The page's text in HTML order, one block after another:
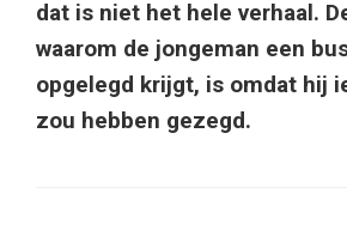
dat is niet het hele verhaal.
waarom de jongeman een
opgelegd krijgt, is omdat hij
zou hebben gezegd.